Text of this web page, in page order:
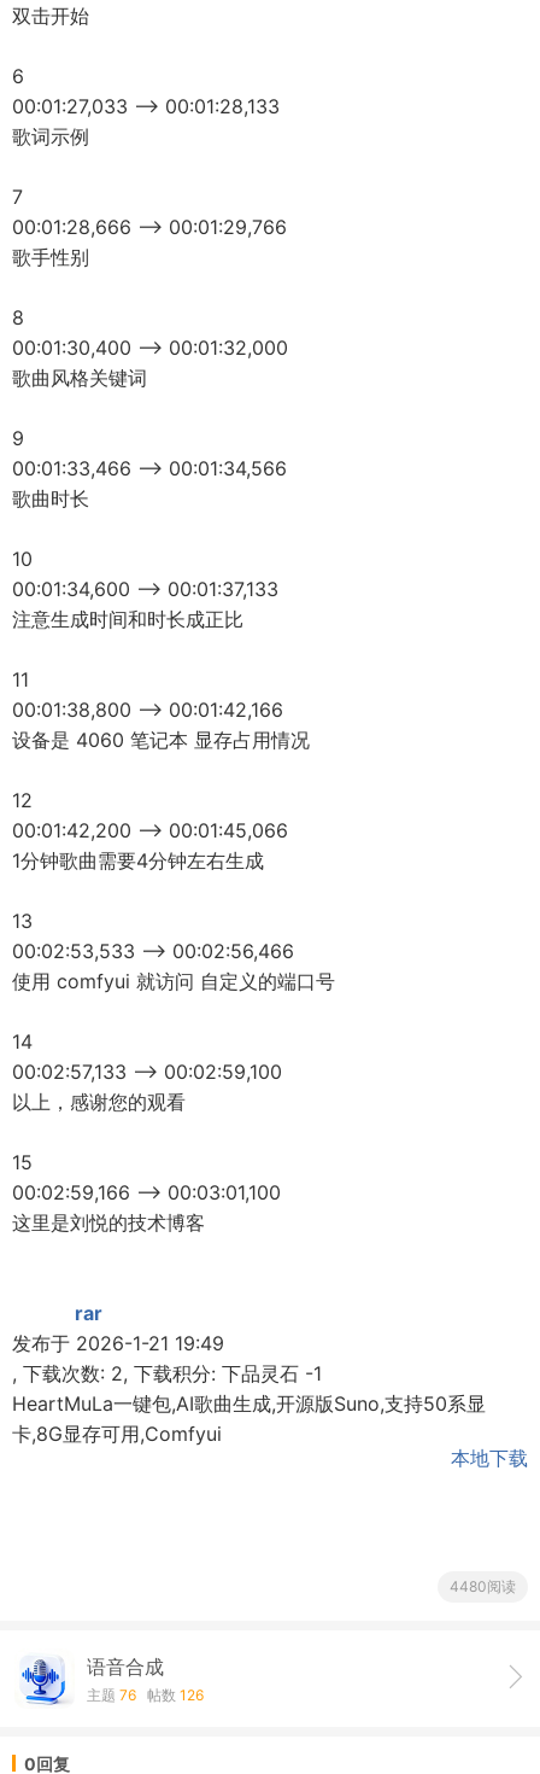
双击开始
6
00:01:27,033 --> 00:01:28,133
歌词示例
7
00:01:28,666 --> 00:01:29,766
歌手性别
8
00:01:30,400 --> 00:01:32,000
歌曲风格关键词
9
00:01:33,466 --> 00:01:34,566
歌曲时长
10
00:01:34,600 --> 00:01:37,133
注意生成时间和时长成正比
11
00:01:38,800 --> 00:01:42,166
设备是 4060 笔记本 显存占用情况
12
00:01:42,200 --> 00:01:45,066
1分钟歌曲需要4分钟左右生成
13
00:02:53,533 --> 00:02:56,466
使用 comfyui 就访问 自定义的端口号
14
00:02:57,133 --> 00:02:59,100
以上，感谢您的观看
15
00:02:59,166 --> 00:03:01,100
这里是刘悦的技术博客
rar
发布于 2026-1-21 19:49
, 下载次数: 2, 下载积分: 下品灵石 -1
HeartMuLa一键包,AI歌曲生成,开源版Suno,支持50系显
卡,8G显存可用,Comfyui
本地下载
4480阅读
语音合成
主题 76 帖数 126
0回复